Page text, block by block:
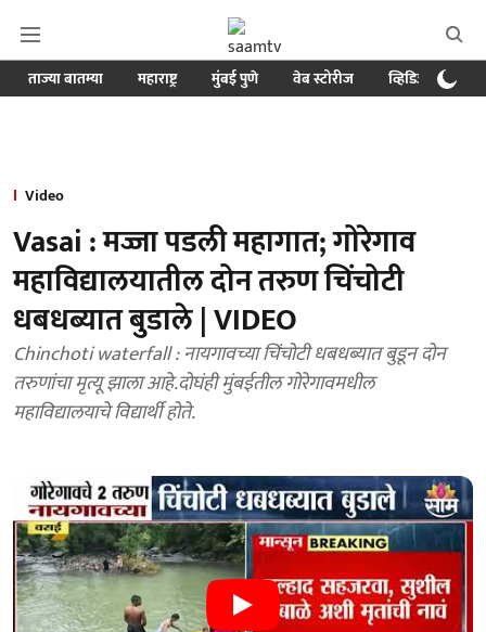
ताज्या बातम्या महाराष्ट्र मुंबई पुणे वेब स्टोरीज व्हिडिओ
Video
Vasai : मज्जा पडली महागात; गोरेगाव
महाविद्यालयातील दोन तरुण चिंचोटी
धबधब्यात बुडाले | VIDEO
Chinchoti waterfall : नायगावच्या चिंचोटी धबधब्यात बुडून दोन
तरुणांचा मृत्यू झाला आहे.दोघंही मुंबईतील गोरेगावमधील
महाविद्यालयाचे विद्यार्थी होते.